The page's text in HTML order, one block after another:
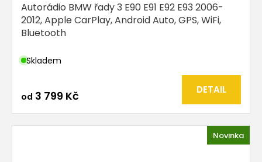
Autorádio BMW řady 3 E90 E91 E92 E93 2006-
2012, Apple CarPlay, Android Auto, GPS, WiFi,
Bluetooth
Skladem
od 3 799 Kč DETAIL
Novinka